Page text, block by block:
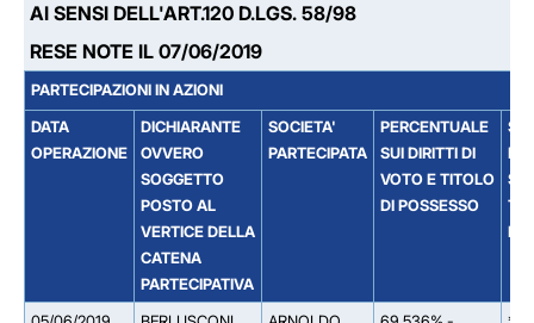
AI SENSI DELL'ART.120 D.LGS. 58/98
RESE NOTE IL 07/06/2019
PARTECIPAZIONI IN AZIONI
DATA
OPERAZIONE
DICHIARANTE
OVVERO
SOGGETTO
POSTO AL
VERTICE DELLA
CATENA
PARTECIPATIVA
SOCIETA'
PARTECIPATA
PERCENTUALE
SUI DIRITTI DI
VOTO E TITOLO
DI POSSESSO